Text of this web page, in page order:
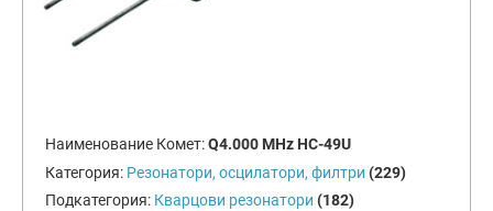
Наименование Комет:Q4.000 MHz HC-49U
Категория: Резонатори, осцилатори, филтри (229)
Подкатегория: Кварцови резонатори (182)